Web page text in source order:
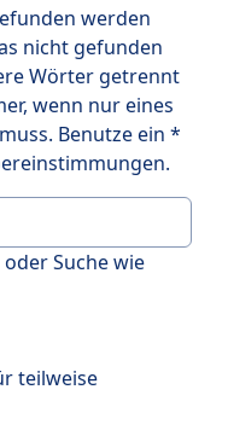
werden
nicht gefunden
Wörter getrennt
wenn nur eines
Benutze ein *
Suche wie
teilweise